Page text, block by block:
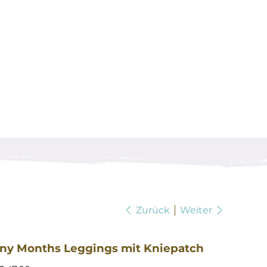
Zurück Weiter
Months Leggings mit Kniepatch